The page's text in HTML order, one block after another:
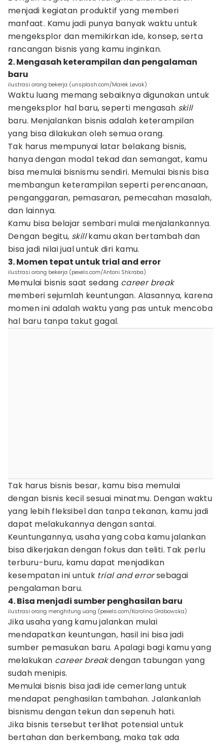
menjadi kegiatan produktif yang memberi
manfaat. Kamu jadi punya banyak waktu untuk
mengeksplor dan memikirkan ide, konsep, serta
rancangan bisnis yang kamu inginkan.
2. Mengasah keterampilan dan pengalaman
baru
ilustrasi orang bekerja (unsplash.com/Marek Levak)
Waktu luang memang sebaiknya digunakan untuk
mengeksplor hal baru, seperti mengasah skill
baru. Menjalankan bisnis adalah keterampilan
yang bisa dilakukan oleh semua orang.
Tak harus mempunyai latar belakang bisnis,
hanya dengan modal tekad dan semangat, kamu
bisa memulai bisnismu sendiri. Memulai bisnis bisa
membangun keterampilan seperti perencanaan,
penganggaran, pemasaran, pemecahan masalah,
dan lainnya.
Kamu bisa belajar sembari mulai menjalankannya.
Dengan begitu, skillkamu akan bertambah dan
bisa jadi nilai jual untuk diri kamu.
3. Momen tepat untuk trial and error
ilustrasi orang bekerja (pexels.com/Antoni Shkraba)
Memulai bisnis saat sedang career break
memberi sejumlah keuntungan. Alasannya, karena
momen ini adalah waktu yang pas untuk mencoba
hal baru tanpa takut gagal.
Tak harus bisnis besar, kamu bisa memulai
dengan bisnis kecil sesuai minatmu. Dengan waktu
yang lebih fleksibel dan tanpa tekanan, kamu jadi
dapat melakukannya dengan santai.
Keuntungannya, usaha yang coba kamu jalankan
bisa dikerjakan dengan fokus dan teliti. Tak perlu
terburu-buru, kamu dapat menjadikan
kesempatan ini untuk trial and errorsebagai
pengalaman baru.
4. Bisa menjadi sumber penghasilan baru
ilustrasi orang menghitung uang (pexels.com/Karolina Grabowska)
Jika usaha yang kamu jalankan mulai
mendapatkan keuntungan, hasil ini bisa jadi
sumber pemasukan baru. Apalagi bagi kamu yang
melakukan career breakdengan tabungan yang
sudah menipis.
Memulai bisnis bisa jadi ide cemerlang untuk
mendapat penghasilan tambahan. Jalankanlah
bisnismu dengan tekun dan sepenuh hati.
Jika bisnis tersebut terlihat potensial untuk
bertahan dan berkembang, maka tak ada